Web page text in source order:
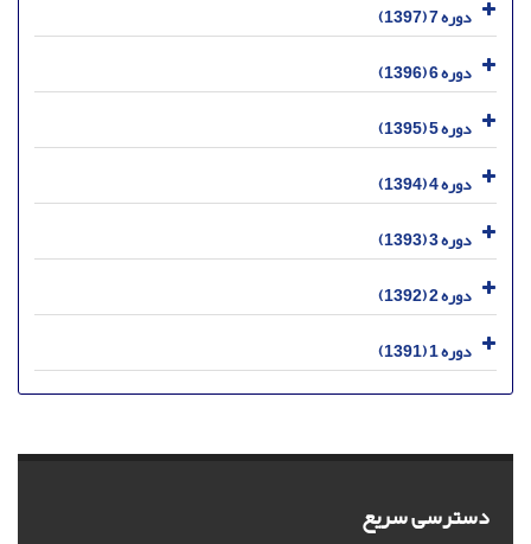
دوره 7 (1397)
دوره 6 (1396)
دوره 5 (1395)
دوره 4 (1394)
دوره 3 (1393)
دوره 2 (1392)
دوره 1 (1391)
دسترسی سریع